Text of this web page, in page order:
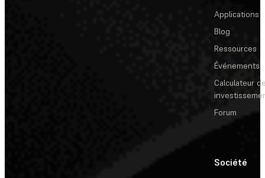
Applications
Blog
Ressources
Événements
Calculateur
Forum
Société